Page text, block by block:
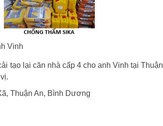
Vinh
tạo lại căn nhà cấp 4 cho anh Vinh tại Thuận
Thuận An, Bình Dương